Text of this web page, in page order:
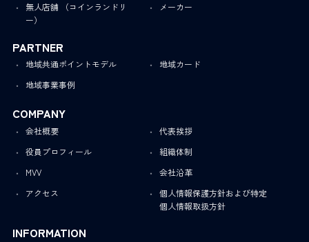
無人店舗 （コインランドリ
ー）
メーカー
PARTNER
地域共通ポイントモデル
地域カード
地域事業事例
COMPANY
会社概要
代表挨拶
役員プロフィール
組織体制
MVV
会社沿革
アクセス
個人情報保護方針および特定
個人情報取扱方針
INFORMATION